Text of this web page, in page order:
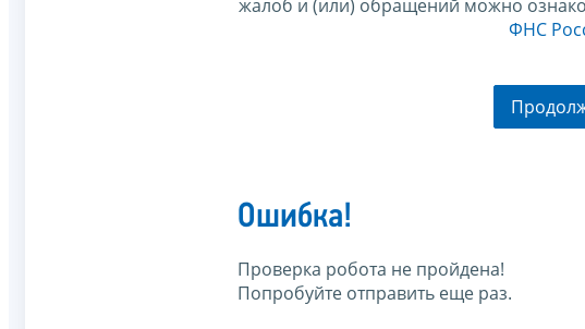
жалоб и (или) обращений можно
ФНС
Ошибка!
Проверка робота не пройдена!
Попробуйте отправить еще раз.